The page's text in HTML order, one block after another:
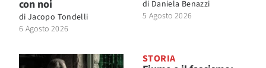
con noi
di Jacopo Tondelli
6 Agosto 2026
di Daniela Benazzi
5 Agosto 2026
STORIA